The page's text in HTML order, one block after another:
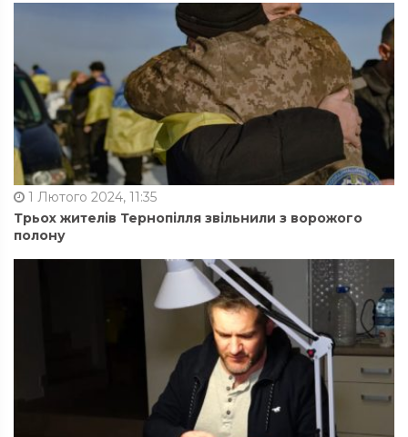
1 Лютого 2024, 11:35
Трьох жителів Тернопілля звільнили з ворожого
полону